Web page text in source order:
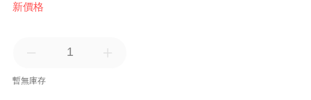
新價格
暫無庫存